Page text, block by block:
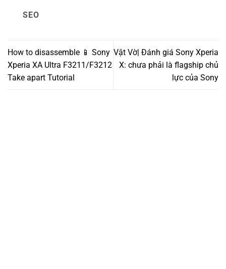
SEO
How to disassemble 📱 Sony
Xperia XA Ultra F3211/F3212
Take apart Tutorial
Vật Vờ| Đánh giá Sony Xperia
X: chưa phải là flagship chủ
lực của Sony